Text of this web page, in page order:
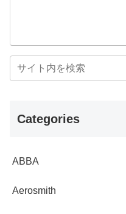
Categories
ABBA
Aerosmith